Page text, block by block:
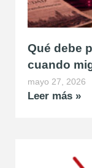
Qué debe
cuando
mayo 27, 2026
Leer más »